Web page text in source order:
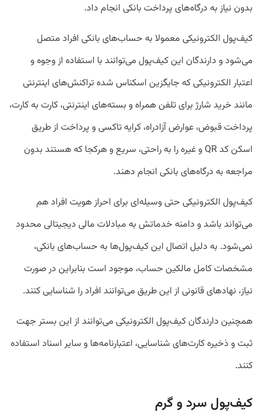
بدون نیاز به درگاه‌های پرداخت بانکی انجام داد.
کیف‌پول الکترونیکی معمولا به حساب‌های بانکی افراد متصل
می‌شود و دارندگان این کیف‌پول می‌توانند با استفاده از وجوه و
اعتبار الکترونیکی که جایگزین اسکناس شده تراکنش‌های اینترنتی
مانند خرید شارژ برای تلفن همراه و بسته‌های اینترنتی، کارت‌ به کارت،
پرداخت قبوض، عوارض آزادراه، کرایه تاکسی‌ و پرداخت از طریق
اسکن کد QR و غیره را به راحتی، سریع و هرکجا که هستند بدون
مراجعه به درگاه‌های بانکی انجام دهند.
کیف‌پول الکترونیکی حتی وسیله‌ای برای احراز هویت افراد هم
می‌تواند باشد و دامنه خدماتش به مبادلات مالی دیجیتالی محدود
نمی‌شود. به دلیل اتصال این کیف‌پول‌ها به حساب‌های بانکی،
مشخصات کامل مالکین حساب، موجود است بنابراین در صورت
نیاز، نهادهای قانونی از این طریق می‌توانند افراد را شناسایی کنند.
همچنین دارندگان کیف‌پول الکترونیکی می‌توانند از این بستر جهت
ثبت و ذخیره کارت‌های شناسایی، اعتبارنامه‌ها و سایر اسناد استفاده
کنند.
کیف‌پول سرد و گرم